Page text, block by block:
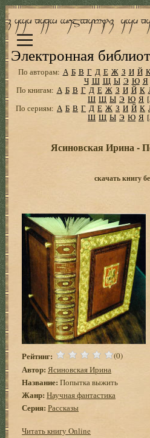
Электронная
По авторам: А Б В Г Д Е Ж З И Й
Ч Ш Щ Ы Э Ю Я
По книгам: А Б В Г Д Е Ж З И Й К
Ш Щ Ы Э Ю Я
По сериям: А Б В Г Д Е Ж З И Й К
Ш Щ Ы Э Ю Я
Ясиновская Ирина -
скачать книгу
Рейтинг: (0)
Автор: Ясиновская Ирина
Название: Попытка выжить
Жанр: Научная фантастика
Серия: Рассказы
Читать книгу Online